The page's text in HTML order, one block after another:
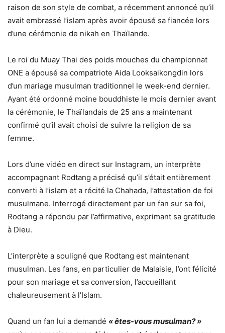
raison de son style de combat, a récemment annoncé qu’il
avait embrassé l’islam après avoir épousé sa fiancée lors
d’une cérémonie de nikah en Thaïlande.
Le roi du Muay Thai des poids mouches du championnat
ONE a épousé sa compatriote Aida Looksaikongdin lors
d’un mariage musulman traditionnel le week-end dernier.
Ayant été ordonné moine bouddhiste le mois dernier avant
la cérémonie, le Thaïlandais de 25 ans a maintenant
confirmé qu’il avait choisi de suivre la religion de sa
femme.
Lors d’une vidéo en direct sur Instagram, un interprète
accompagnant Rodtang a précisé qu’il s’était entièrement
converti à l’islam et a récité la Chahada, l’attestation de foi
musulmane. Interrogé directement par un fan sur sa foi,
Rodtang a répondu par l’affirmative, exprimant sa gratitude
à Dieu.
L’interprète a souligné que Rodtang est maintenant
musulman. Les fans, en particulier de Malaisie, l’ont félicité
pour son mariage et sa conversion, l’accueillant
chaleureusement à l’Islam.
Quand un fan lui a demandé « êtes-vous musulman? »